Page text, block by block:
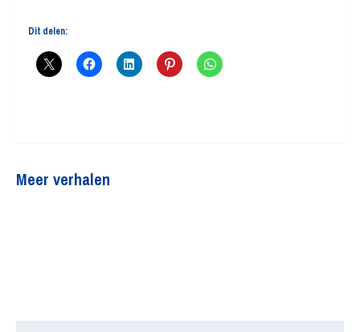
Dit delen:
Meer verhalen